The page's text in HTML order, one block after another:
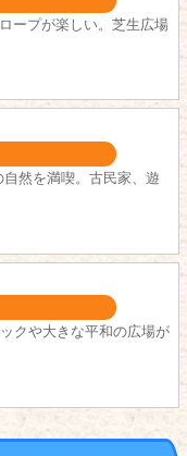
ープが楽しい。芝生広場
然を満喫。古民家、遊
クや大きな平和の広場が